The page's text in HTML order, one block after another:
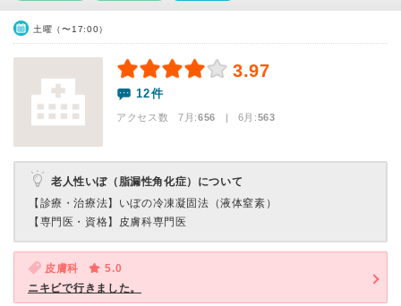
土曜（〜17:00）
3.97
12件
アクセス数 7月:656 | 6月:563
老人性いぼ（脂漏性角化症）について
【診療・治療法】 いぼの冷凍凝固法（液体窒素）
【専門医・資格】 皮膚科専門医
皮膚科
5.0
ニキビで行きました。